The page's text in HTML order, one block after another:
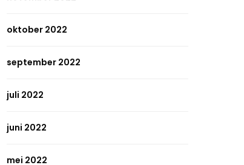
oktober 2022
september 2022
juli 2022
juni 2022
mei 2022